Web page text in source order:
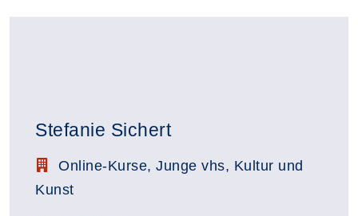
Stefanie Sichert
Stellenbezeichnung:
Online-Kurse, Junge vhs, Kultur und
Kunst